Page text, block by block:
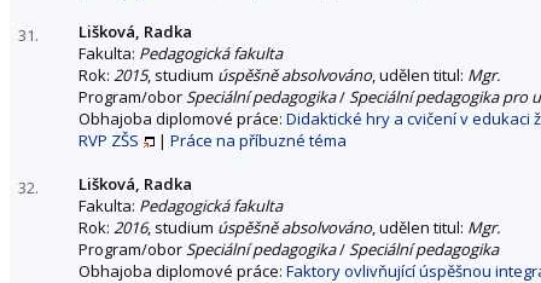
31.
Lišková, Radka
Fakulta: Pedagogická fakulta
Rok: 2015, studium úspěšně absolvováno, udělen titul: Mgr.
Program/oborSpeciální pedagogika/Speciální pedagogika pro
Obhajoba diplomové práce: Didaktické hry a cvičení v
RVP ZŠS
| Práce na příbuzné téma
32.
Lišková, Radka
Fakulta: Pedagogická fakulta
Rok: 2016, studium úspěšně absolvováno, udělen titul: Mgr.
Program/oborSpeciální pedagogika/Speciální pedagogika
Obhajoba diplomové práce: Faktory ovlivňující úspěšnou